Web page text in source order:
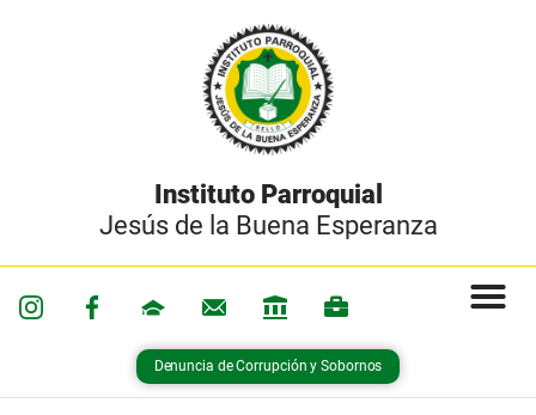
Instituto Parroquial
Jesús de la Buena Esperanza
Denuncia de Corrupción y Sobornos